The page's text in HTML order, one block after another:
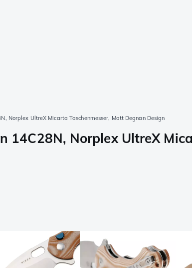
Norplex UltreX Micarta Taschenmesser, Matt Degnan Design
14C28N, Norplex UltreX